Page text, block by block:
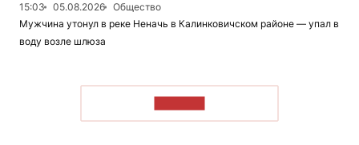
15:03
05.08.2026
Общество
Мужчина утонул в реке Неначь в Калинковичском районе — упал в
воду возле шлюза